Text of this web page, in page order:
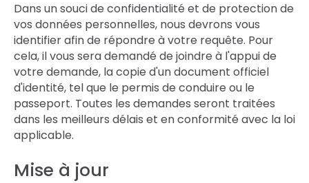
Dans un souci de confidentialité et de protection de
vos données personnelles, nous devrons vous
identifier afin de répondre à votre requête. Pour
cela, il vous sera demandé de joindre à l'appui de
votre demande, la copie d'un document officiel
d'identité, tel que le permis de conduire ou le
passeport. Toutes les demandes seront traitées
dans les meilleurs délais et en conformité avec la loi
applicable.
Mise à jour